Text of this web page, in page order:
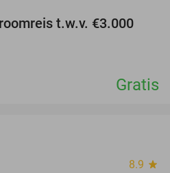
t.w.v. €3.000
Gratis
8.9 star